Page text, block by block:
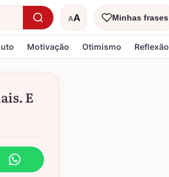
AA
Tamanho do textoMinhas frases
Motivação Otimismo Reflexão
E